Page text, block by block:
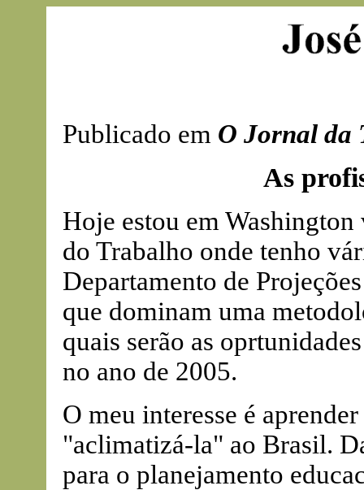
Publicado em O Jornal da
As
Hoje estou em
do Trabalho onde tenho
Departamento de
que dominam uma
quais serão as
no ano de 2005.
O meu interesse é
"aclimatizá-la" ao Brasil.
para o planejamento